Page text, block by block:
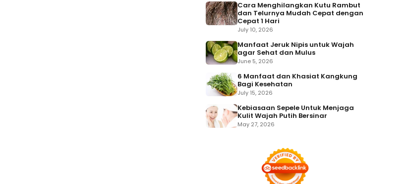
Cara Menghilangkan Kutu Rambut
dan Telurnya Mudah Cepat dengan
Cepat 1 Hari
July 10, 2026
Manfaat Jeruk Nipis untuk Wajah
agar Sehat dan Mulus
June 5, 2026
6 Manfaat dan Khasiat Kangkung
Bagi Kesehatan
July 15, 2026
Kebiasaan Sepele Untuk Menjaga
Kulit Wajah Putih Bersinar
May 27, 2026